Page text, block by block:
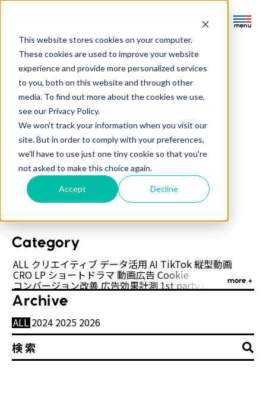
This website stores cookies on your computer.
These cookies are used to improve your website
experience and provide more personalized services
to you, both on this website and through other
media. To find out more about the cookies we use,
see our Privacy Policy.
We won't track your information when you visit our
site. But in order to comply with your preferences,
we'll have to use just one tiny cookie so that you're
not asked to make this choice again.
Accept Decline
メルマガ登録 お問い合わせ
ホーム
記事
Archive
インタビュー /コラム
ナレッジ
セミナーアーカイブ
Seminar Archive
お役立ち資料
Useful Items
縦型動画特集
Category
ALL クリエイティブ
CRO LP ショートドラマ
コンバージョン改善
EコマースLINE公式アカウントPrecogTVer
TikTok Shop 認知施策
AccessMillCVR改善ECMetaOdd-AIYouTube
Archive
ALL202420252026
ホーム インタビュー/コラム
インタビュー/コラム
Category
ALL クリエイティブ データ活用 AI TikTok縦型動画
CRO LP ショートドラマ 動画広告 Cookie
コンバージョン改善広告効果計測1st party dataCRM
Eコマース LINE公式アカウント
TikTok Shop
AccessMill CVR改善EC
コンテンツマーケティング
ASCAmazon広告CriteoDCRLINEOTT
Pure Lift Vision
カスタマー・エクスペリエンス
more
Archive
ALL 2024 2025 2026